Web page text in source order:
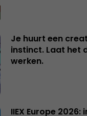
Je huurt een
instinct. Laat het
werken.
IIEX Europe 2026: